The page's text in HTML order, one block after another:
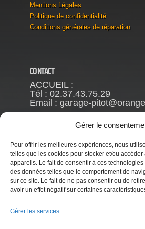
Gérer le
Pour offrir les meilleures expériences, nous
telles que les cookies pour stocker et/ou
appareils. Le fait de consentir à ces
des données telles que le comportement de
sur ce site. Le fait de ne pas consentir ou de
avoir un effet négatif sur certaines
Gérer les services
Mentions Légales
Politique de confidentialité
Conditions générales de réparation
CONTACT
ACCUEIL :
Tél : 02.37.43.75.29
Email : garage-
Fréderic PITOT
Mob : 06.63.93.88.66
VENTE :
Reynald CHAMBRIN
Mob : 06.63.79.81.58
Email :
HORAIRES